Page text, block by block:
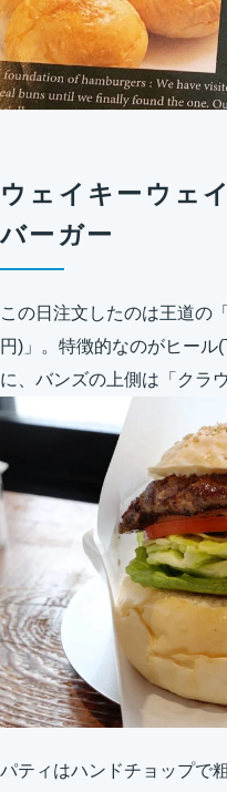
ウェイキーウェ
バーガー
この日注文したのは王道の
円)」。特徴的なのがヒール
に、バンズの上側は「クラ
パティはハンドチョップで